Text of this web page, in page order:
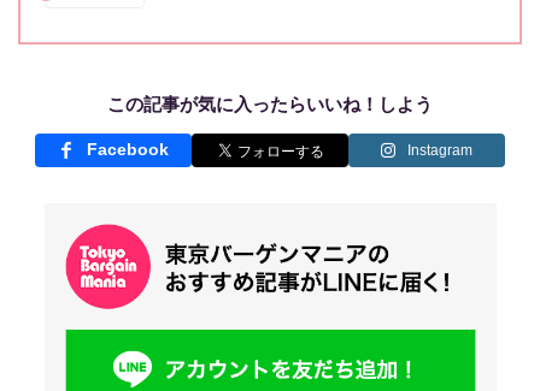
この記事が気に入ったらいいね！しよう
Facebook Instagram